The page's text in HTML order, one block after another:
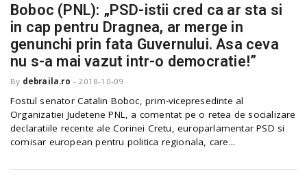
Boboc (PNL): „PSD-istii cred ca ar sta si
in cap pentru Dragnea, ar merge in
genunchi prin fata Guvernului. Asa ceva
nu s-a mai vazut intr-o democratie!”
By debraila.ro - 2018-10-09
Fostul senator Catalin Boboc, prim-vicepresedinte al
Organizatiei Judetene PNL, a comentat pe o retea de socializare
declaratiile recente ale Corinei Cretu, europarlamentar PSD si
comisar european pentru politica regionala, care...